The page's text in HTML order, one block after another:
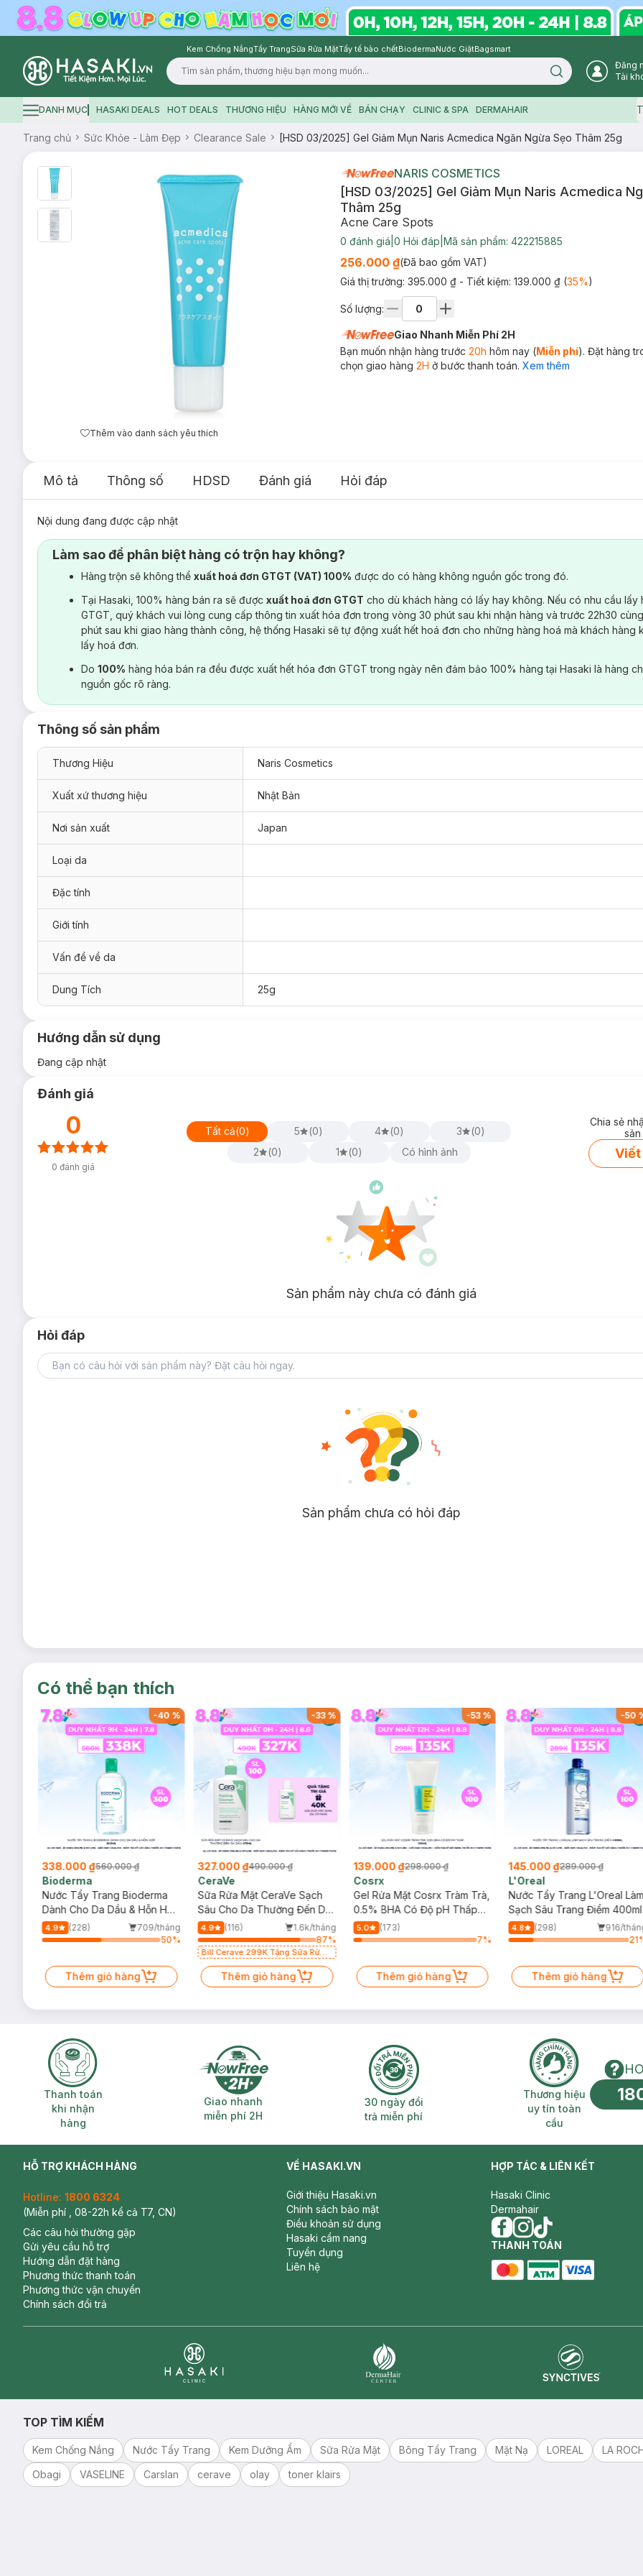
Kem Chống NắngTẩy TrangSữa Rửa MặtTẩy tế bào chếtBiodermaNước GiặtBagsmart
Logo
Search icon
Đăng
Tài
Hamburger icon
DANH MỤC HASAKI DEALS HOT DEALS THƯƠNG HIỆU HÀNG MỚI VỀ BÁN CHẠY CLINIC & SPA DERMAHAIR
Trang chủ Sức Khỏe - Làm Đẹp Clearance Sale [HSD 03/2025] Gel Giảm Mụn Naris Acmedica Ngăn Ngừa Sẹo Thâm 25g
Thêm vào danh sách yêu thích
NARIS COSMETICS
[HSD 03/2025] Gel Giảm Mụn Naris Acmedica
Thâm 25g
Acne Care Spots
0 đánh giá 0 Hỏi đáp Mã sản phẩm: 422215885
256.000 ₫(Đã bao gồm VAT)
Giá thị trường: 395.000 ₫ - Tiết kiệm: 139.000 ₫(35%)
Số lượng:
Giao Nhanh Miễn Phí 2H
Bạn muốn nhận hàng trước 20h hôm nay (Miễn phí). Đặt hàng
chọn giao hàng 2H ở bước thanh toán. Xem thêm
Mô tả Thông số HDSD Đánh giá Hỏi đáp
Nội dung đang được cập nhật
Làm sao để phân biệt hàng có trộn hay không?
Hàng trộn sẽ không thể xuất hoá đơn GTGT (VAT) 100% được do có hàng không nguồn gốc trong đó.
Tại Hasaki, 100% hàng bán ra sẽ được xuất hoá đơn GTGT cho dù khách hàng có lấy hay không. Nếu có nhu cầu lấy
GTGT, quý khách vui lòng cung cấp thông tin xuất hóa đơn trong vòng 30 phút sau khi nhận hàng và trước 22h30
phút sau khi giao hàng thành công, hệ thống Hasaki sẽ tự động xuất hết hoá đơn cho những hàng hoá mà khách hàng
lấy hoá đơn.
Do 100% hàng hóa bán ra đều được xuất hết hóa đơn GTGT trong ngày nên đảm bảo 100% hàng tại Hasaki là hàng
nguồn gốc rõ ràng.
Thông số sản phẩm
Thương Hiệu Naris Cosmetics
Xuất xứ thương hiệu Nhật Bản
Nơi sản xuất Japan
Loại da
Đặc tính
Giới tính
Vấn đề về da
Dung Tích 25g
Hướng dẫn sử dụng
Đang cập nhật
Đánh giá
0
0 đánh giá
Tất cả(0) 5 (0) 4 (0) 3 (0)
2
(0) 1 (0) Có hình ảnh
Chia sẻ
Viết
Sản phẩm này chưa có đánh giá
Hỏi đáp
Sản phẩm chưa có hỏi đáp
Có thể bạn thích
-40 %
338.000 ₫560.000 ₫
Bioderma
Nước Tẩy Trang Bioderma
Dành Cho Da Dầu & Hỗn Hợp
500ml
4.9 (228)
709/tháng
50%
Thêm giỏ hàng
-33%
327.000 ₫490.000 ₫
CeraVe
Sữa Rửa Mặt CeraVe Sạch
Sâu Cho Da Thường Đến Da
Dầu 473ml
4.9 (116)
1.6k/tháng
87%
Bill Cerave 299K Tặng Sữa Rửa
Thêm giỏ hàng
-53%
139.000 ₫298.000 ₫
Cosrx
Gel Rửa Mặt Cosrx Tràm Trà,
0.5% BHA Có Độ pH Thấp
150ml
5.0
(173)
7%
Thêm giỏ hàng
-50
145.000 ₫289.000 ₫
L'Oreal
Nước Tẩy Trang L'Oreal Làm
Sạch Sâu Trang Điểm 400ml
4.8 (298)
916/
21
Thêm giỏ hàng
Thanh toán khi nhận hàng
Thanh toán
khi nhận
hàng
Giao nhanh miễn phí 2H
Giao nhanh
miễn phí 2H
30 ngày đổi trả miễn phí
30 ngày đổi
trả miễn phí
Thương hiệu uy
Thương hiệu
uy tín toàn
cầu
HỖ TRỢ KHÁCH HÀNG
Hotline: 1800 6324
(Miễn phí , 08-22h kể cả T7, CN)
Các câu hỏi thường gặp
Gửi yêu cầu hỗ trợ
Hướng dẫn đặt hàng
Phương thức thanh toán
Phương thức vận chuyển
Chính sách đổi trả
VỀ HASAKI.VN
Giới thiệu Hasaki.vn
Chính sách bảo mật
Điều khoản sử dụng
Hasaki cẩm nang
Tuyển dụng
Liên hệ
HỢP TÁC & LIÊN KẾT
Hasaki Clinic
Dermahair
facebook
instagram
tiktok
THANH TOÁN
TOP TÌM KIẾM
Kem Chống Nắng Nước Tẩy Trang Kem Dưỡng Ẩm Sữa Rửa Mặt Bông Tẩy Trang Mặt Nạ LOREAL LA
Obagi
VASELINE Carslan cerave olay toner klairs